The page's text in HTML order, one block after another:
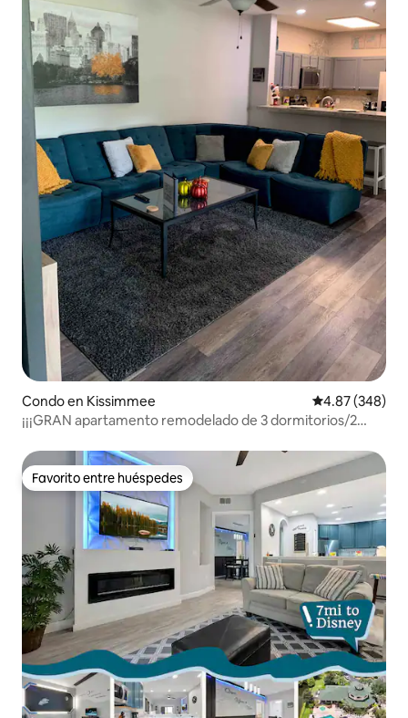
Condo en Kissimmee Calificación
4.87 (348)
¡¡¡GRAN apartamento remodelado de 3 dormitorios/2
Favorito entre huéspedes
Favorito entre huéspedes